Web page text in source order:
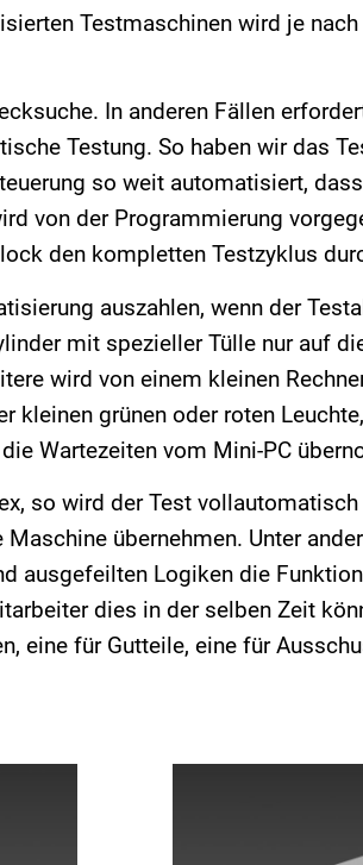
Testmaschinen wird je
In anderen Fällen
Testung. So haben wir das
so weit automatisiert,
von der Programmierung
den kompletten Testzyklus
auszahlen, wenn der
mit spezieller Tülle nur auf
wird von einem kleinen
kleinen grünen oder roten
Wartezeiten vom Mini-PC
so wird der Test
übernehmen. Unter
ausgefeilten Logiken die
dies in der selben Zeit
eine für Gutteile, eine für